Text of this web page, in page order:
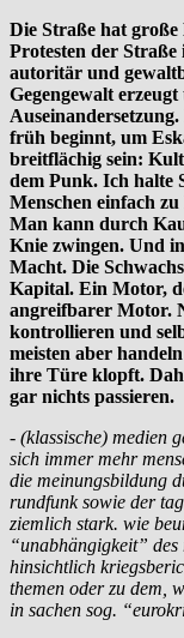
Die Straße hat
Protesten der Straße
autoritär und
Gegengewalt
früh beginnt, um
breitflächig sein:
dem Punk. Ich halte
Menschen einfach
Man kann durch
Knie zwingen. Und
Macht. Die
Kapital. Ein Motor,
angreifbarer Motor.
kontrollieren und
meisten aber
ihre Türe klopft.
gar nichts passieren.
- (klassische) medien
sich immer mehr
die meinungsbildung
rundfunk sowie der
ziemlich stark. wie
“unabhängigkeit”
hinsichtlich
themen oder zu dem,
in sachen sog.